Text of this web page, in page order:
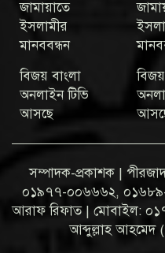
জামায়াতে
ইসলামীর
মানববন্ধন
বিজয় বাংলা
অনলাইন টিভি
আসছে
সম্পাদক-প্রকাশক |
০১৯৭৭-০০৬৬৬২, ০১৬৮৯-
আরাফ রিফাত | মোবাইল:
আব্দুল্লাহ আহমেদ